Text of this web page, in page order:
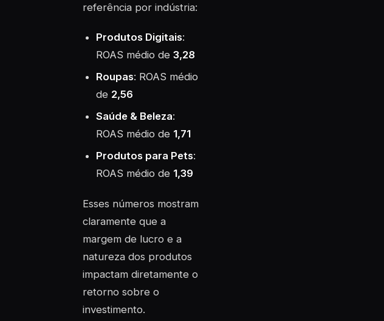
referência por indústria:
Produtos Digitais:
ROAS médio de3,28
Roupas: ROAS médio
de 2,56
Saúde & Beleza:
ROAS médio de 1,71
Produtos para Pets:
ROAS médio de 1,39
Esses números mostram
claramente que a
margem de lucro e a
natureza dos produtos
impactam diretamente o
retorno sobre o
investimento.